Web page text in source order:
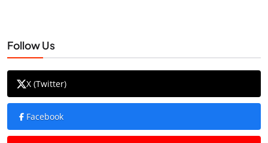
Follow Us
X (Twitter)
Facebook